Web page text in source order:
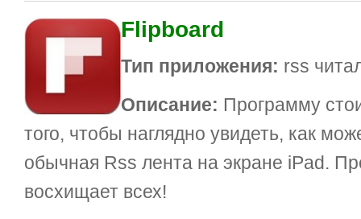
Flipboard
Тип приложения: rss
Описание: Программу
того, чтобы наглядно увидеть, как
обычная Rss лента на экране iPad.
восхищает всех!